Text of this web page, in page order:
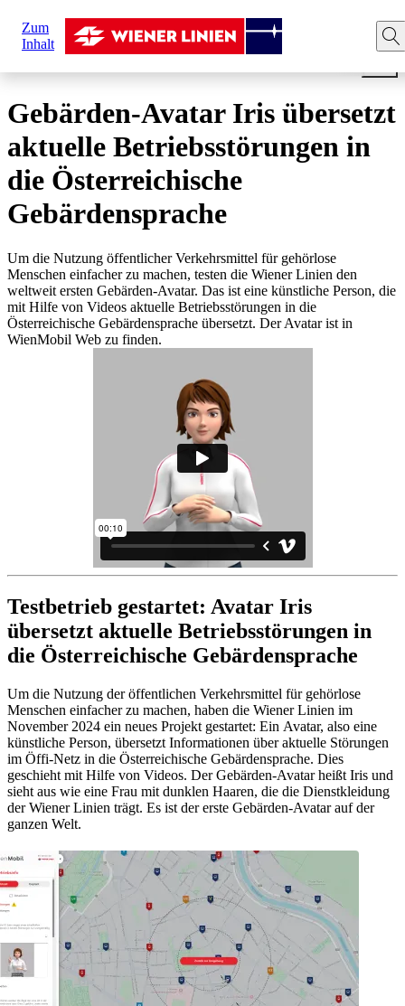
Zum
Inhalt
sind
hier:
Startseite Ihre Fahrt Barrierefreiheit Gebärden-
Gebärden-Avatar Iris übersetzt
aktuelle Betriebsstörungen in
die Österreichische
Gebärdensprache
Um die Nutzung öffentlicher Verkehrsmittel für gehörlose
Menschen einfacher zu machen, testen die Wiener Linien den
weltweit ersten Gebärden-Avatar. Das ist eine künstliche Person, die
mit Hilfe von Videos aktuelle Betriebsstörungen in die
Österreichische Gebärdensprache übersetzt. Der Avatar ist in
WienMobil Web zu finden.
Testbetrieb gestartet: Avatar Iris
übersetzt aktuelle Betriebsstörungen in
die Österreichische Gebärdensprache
Um die Nutzung der öffentlichen Verkehrsmittel für gehörlose
Menschen einfacher zu machen, haben die Wiener Linien im
November 2024 ein neues Projekt gestartet: Ein Avatar, also eine
künstliche Person, übersetzt Informationen über aktuelle Störungen
im Öffi-Netz in die Österreichische Gebärdensprache. Dies
geschieht mit Hilfe von Videos. Der Gebärden-Avatar heißt Iris und
sieht aus wie eine Frau mit dunklen Haaren, die die Dienstkleidung
der Wiener Linien trägt. Es ist der erste Gebärden-Avatar auf der
ganzen Welt.